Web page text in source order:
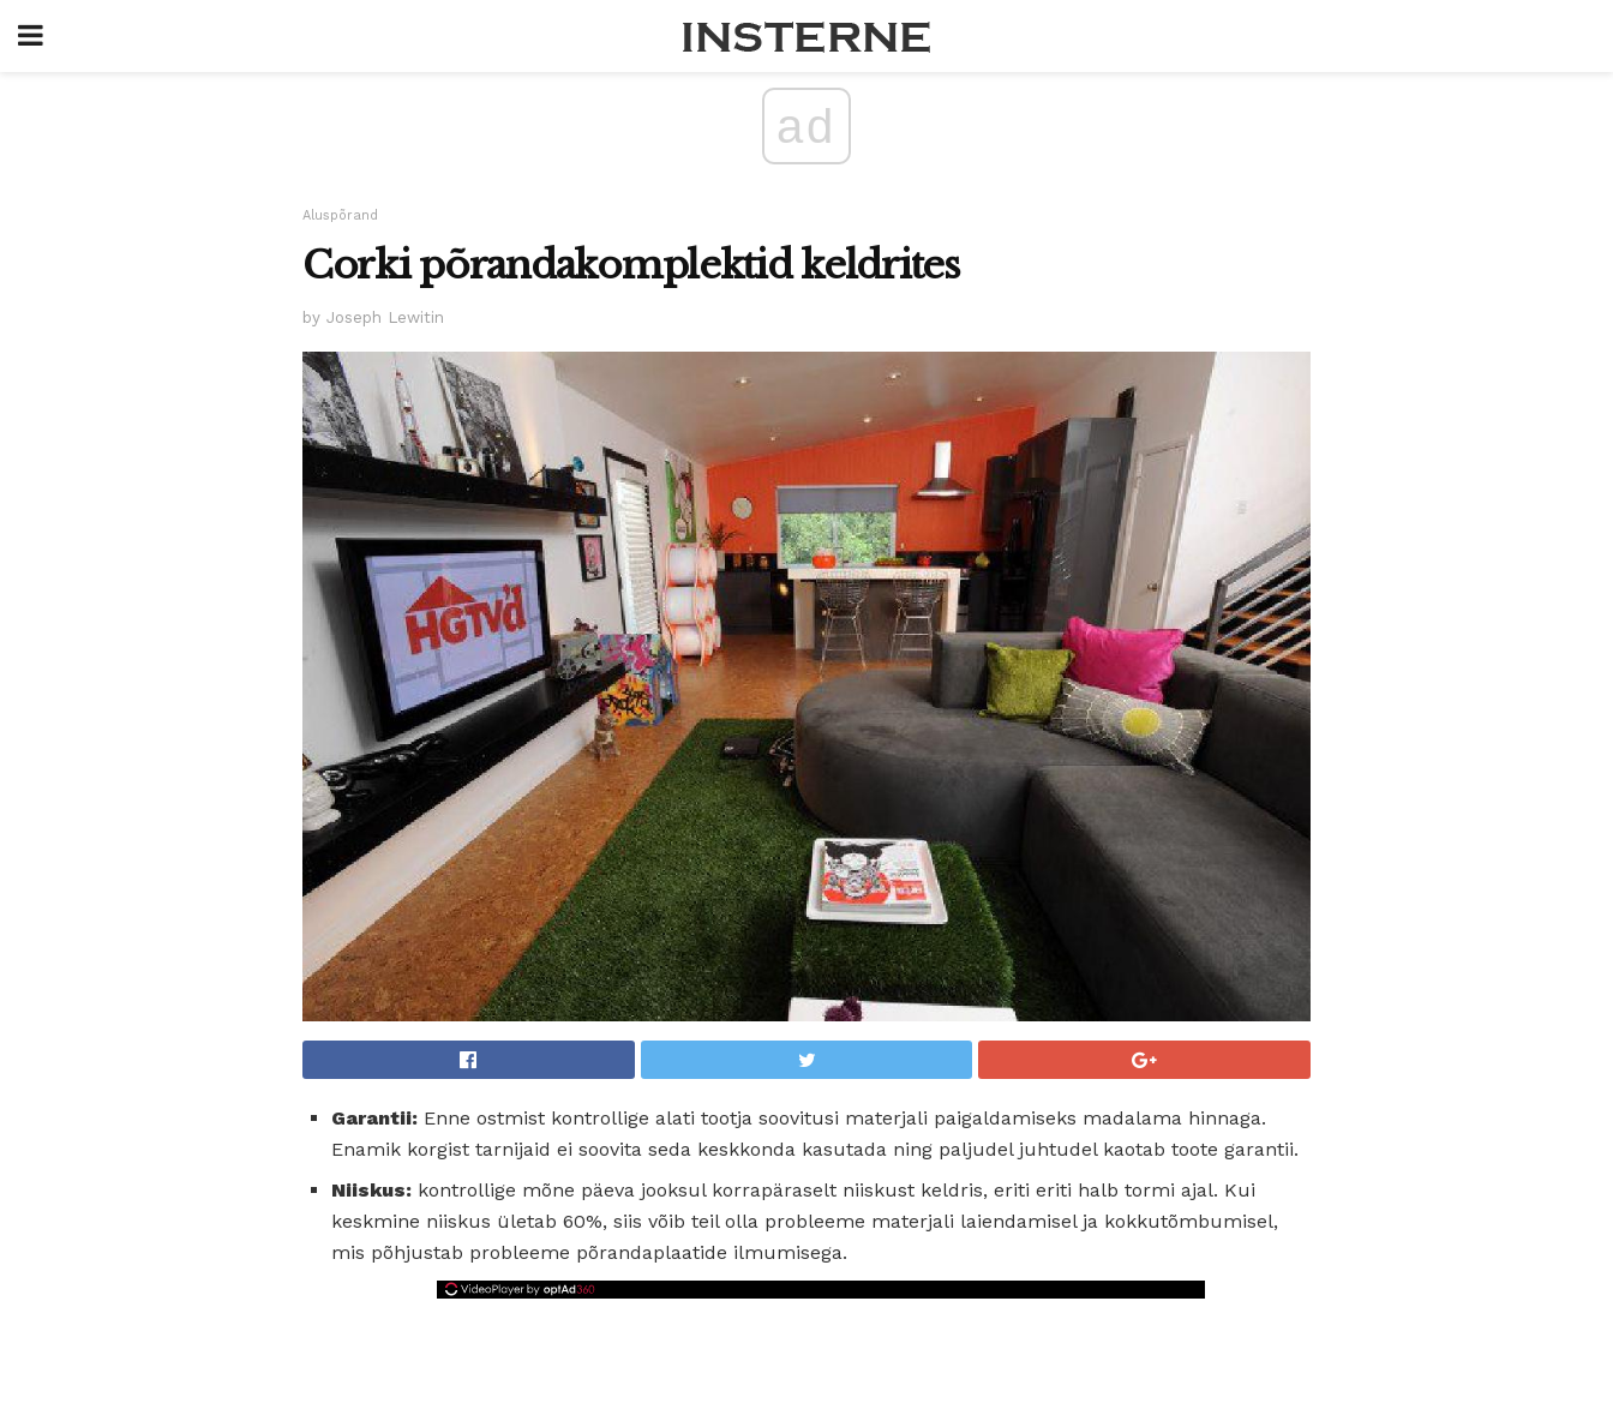
ad
Aluspõrand
Corki põrandakomplektid keldrites
by Joseph Lewitin
Garantii: Enne ostmist kontrollige alati tootja soovitusi materjali paigaldamiseks madalama hinnaga.
Enamik korgist tarnijaid ei soovita seda keskkonda kasutada ning paljudel juhtudel kaotab toote garantii.
Niiskus: kontrollige mõne päeva jooksul korrapäraselt niiskust keldris, eriti eriti halb tormi ajal. Kui
keskmine niiskus ületab 60%, siis võib teil olla probleeme materjali laiendamisel ja kokkutõmbumisel,
mis põhjustab probleeme põrandaplaatide ilmumisega.